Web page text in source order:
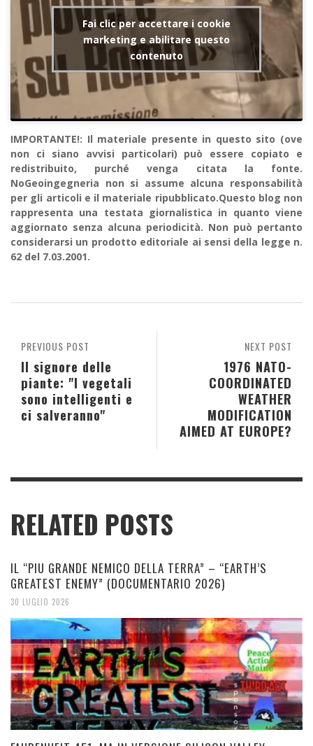
Fai clic per accettare i cookie
marketing e abilitare questo
contenuto
IMPORTANTE!: Il materiale presente in questo sito (ove
non ci siano avvisi particolari) può essere copiato e
redistribuito, purché venga citata la fonte.
NoGeoingegneria non si assume alcuna responsabilità
per gli articoli e il materiale ripubblicato.Questo blog non
rappresenta una testata giornalistica in quanto viene
aggiornato senza alcuna periodicità. Non può pertanto
considerarsi un prodotto editoriale ai sensi della legge n.
62 del 7.03.2001.
NEXT POST
1976 NATO-
COORDINATED
WEATHER
MODIFICATION
AIMED AT EUROPE?
PREVIOUS POST
Il signore delle
piante: "I vegetali
sono intelligenti e
ci salveranno"
RELATED POSTS
IL “PIU GRANDE NEMICO DELLA TERRA” – “EARTH’S
GREATEST ENEMY” (DOCUMENTARIO 2026)
30 LUGLIO 2026